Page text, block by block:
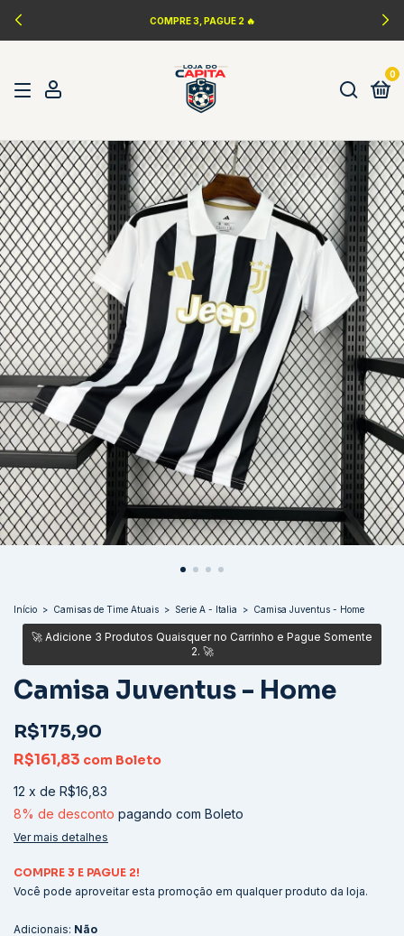
COMPRE 3, PAGUE 2 🔥
0
Início > Camisas de Time Atuais > Serie A - Italia > Camisa Juventus - Home
Camisa Juventus - Home
R$175,90
R$161,83 com Boleto
12 x de R$16,83
8% de desconto pagando com Boleto
Ver mais detalhes
COMPRE 3 E PAGUE 2!
Você pode aproveitar esta promoção em qualquer produto da loja.
Adicionais: Não